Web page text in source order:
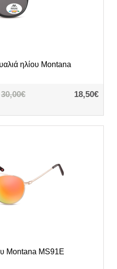
ηλίου Montana
30,00€ 18,50€
Montana MS91E